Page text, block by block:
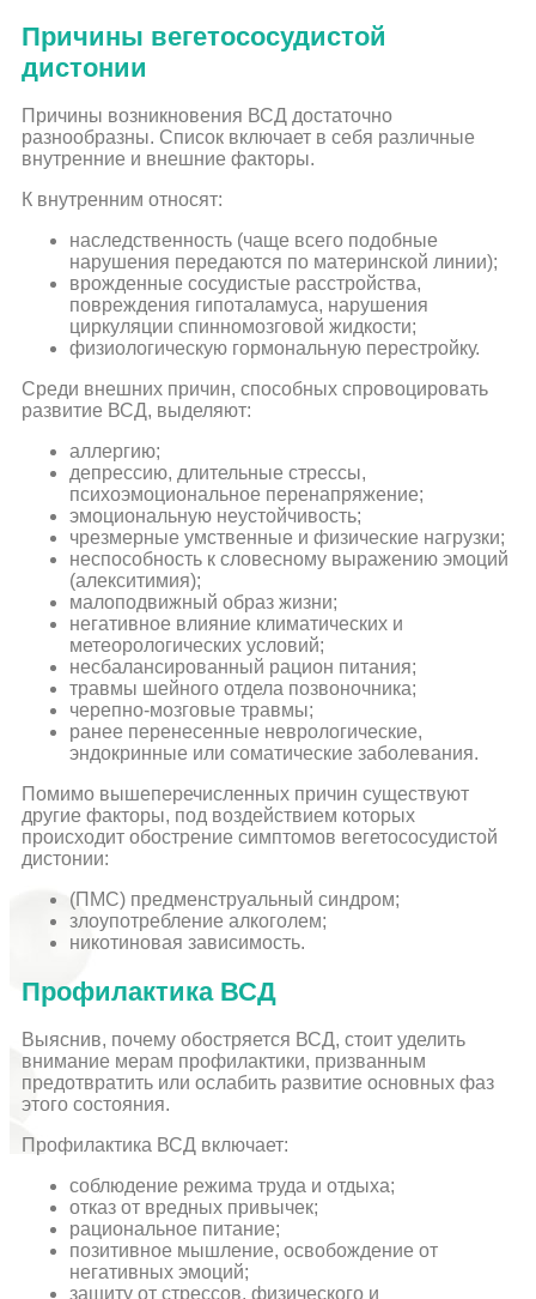
Причины вегетососудистой
дистонии
Причины возникновения ВСД достаточно
разнообразны. Список включает в себя различные
внутренние и внешние факторы.
К внутренним относят:
наследственность (чаще всего подобные
нарушения передаются по материнской линии);
врожденные сосудистые расстройства,
повреждения гипоталамуса, нарушения
циркуляции спинномозговой жидкости;
физиологическую гормональную перестройку.
Среди внешних причин, способных спровоцировать
развитие ВСД, выделяют:
аллергию;
депрессию, длительные стрессы,
психоэмоциональное перенапряжение;
эмоциональную неустойчивость;
чрезмерные умственные и физические нагрузки;
неспособность к словесному выражению эмоций
(алекситимия);
малоподвижный образ жизни;
негативное влияние климатических и
метеорологических условий;
несбалансированный рацион питания;
травмы шейного отдела позвоночника;
черепно-мозговые травмы;
ранее перенесенные неврологические,
эндокринные или соматические заболевания.
Помимо вышеперечисленных причин существуют
другие факторы, под воздействием которых
происходит обострение симптомов вегетососудистой
дистонии:
(ПМС) предменструальный синдром;
злоупотребление алкоголем;
никотиновая зависимость.
Профилактика ВСД
Выяснив, почему обостряется ВСД, стоит уделить
внимание мерам профилактики, призванным
предотвратить или ослабить развитие основных фаз
этого состояния.
Профилактика ВСД включает:
соблюдение режима труда и отдыха;
отказ от вредных привычек;
рациональное питание;
позитивное мышление, освобождение от
негативных эмоций;
защиту от стрессов, физического и